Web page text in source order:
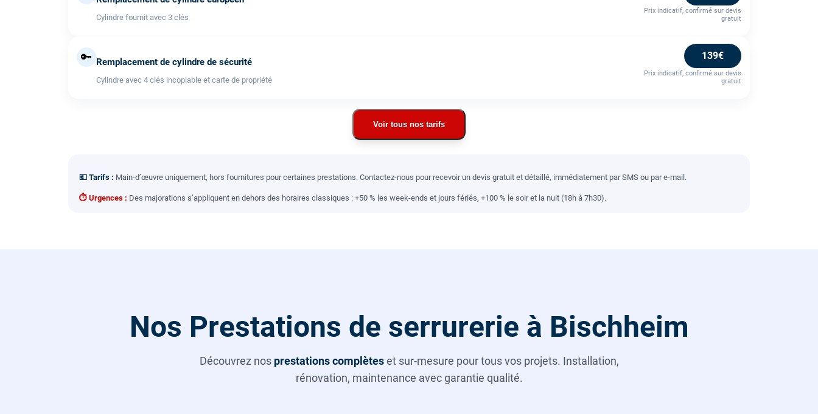
Cylindre fournit avec 3 clés
Prix indicatif, confirmé sur devis
gratuit
🔑 Remplacement de cylindre de sécurité
Cylindre avec 4 clés incopiable et carte de propriété
139€
Prix indicatif, confirmé sur devis
gratuit
Voir tous nos tarifs
💶 Tarifs : Main-d’œuvre uniquement, hors fournitures pour certaines prestations. Contactez-nous pour recevoir un devis gratuit et détaillé, immédiatement par SMS ou par e-mail.
⏱ Urgences : Des majorations s’appliquent en dehors des horaires classiques : +50 % les week-ends et jours fériés, +100 % le soir et la nuit (18h à 7h30).
Nos Prestations de serrurerie à Bischheim
Découvrez nos prestations complèteset sur-mesure pour tous vos projets. Installation,
rénovation, maintenance avec garantie qualité.